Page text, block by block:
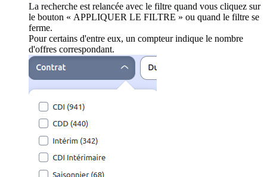
La recherche est relancée avec le filtre quand vous cliquez sur
le bouton « APPLIQUER LE FILTRE » ou quand le filtre se
ferme.
Pour certains d'entre eux, un compteur indique le nombre
d'offres correspondant.